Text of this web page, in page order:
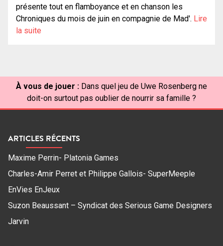
présente tout en flamboyance et en chanson les
Chroniques du mois de juin en compagnie de Mad'. Lire
la suite
À vous de jouer : Dans quel jeu de Uwe Rosenberg ne
doit-on surtout pas oublier de nourrir sa famille ?
ARTICLES RÉCENTS
Maxime Perrin- Platonia Games
Charles-Amir Perret et Philippe Gallois- SuperMeeple
EnVies EnJeux
Suzon Beaussant – Syndicat des Serious Game Designers
Jarvin